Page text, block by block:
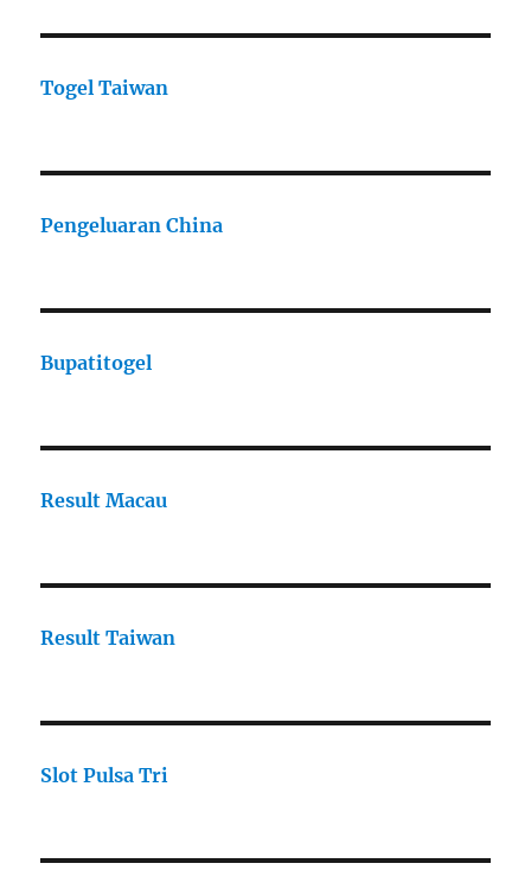
Togel Taiwan
Pengeluaran China
Bupatitogel
Result Macau
Result Taiwan
Slot Pulsa Tri